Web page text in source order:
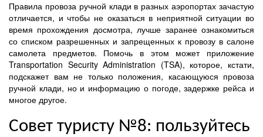
Правила провоза ручной клади в разных аэропортах зачастую
отличается, и чтобы не оказаться в неприятной ситуации во
время прохождения досмотра, лучше заранее ознакомиться
со списком разрешенных и запрещенных к провозу в салоне
самолета предметов. Помочь в этом может приложение
Transportation Security Administration (TSA), которое, кстати,
подскажет вам не только положения, касающуюся провоза
ручной клади, но и информацию о погоде, задержке рейса и
многое другое.
Совет туристу №8: пользуйтесь